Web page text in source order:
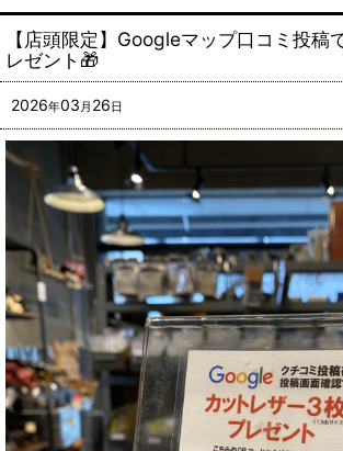
【店頭限定】Googleマップ口コミ投稿
レゼント🎁
2026年03 月 26日